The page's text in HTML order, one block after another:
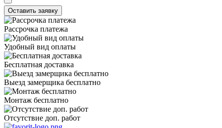
Рассрочка платежа
Удобный вид оплаты
Бесплатная доставка
Выезд замерщика бесплатно
Монтаж бесплатно
Отсутствие доп. работ